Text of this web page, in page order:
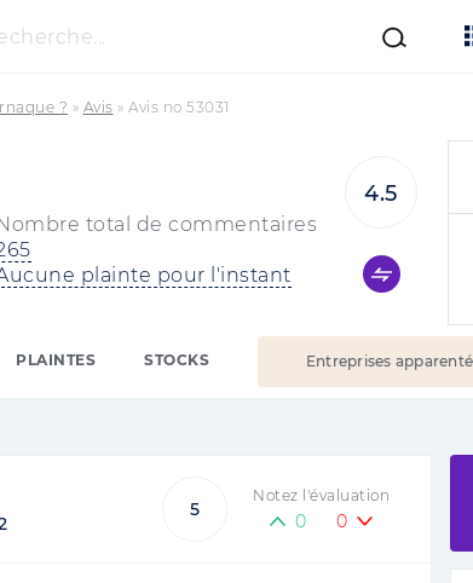
? » Avis » Avis no 53031
total de commentaires
plainte pour l'instant
4.5
PLAINTES STOCKS Entreprises
5
Notez l'évaluation
0 0